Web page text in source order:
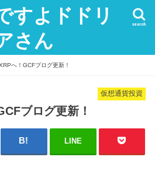
すよドドリ
さん
search
へ！GCFブログ更新！
仮想通貨投資
ブログ更新！
LINE